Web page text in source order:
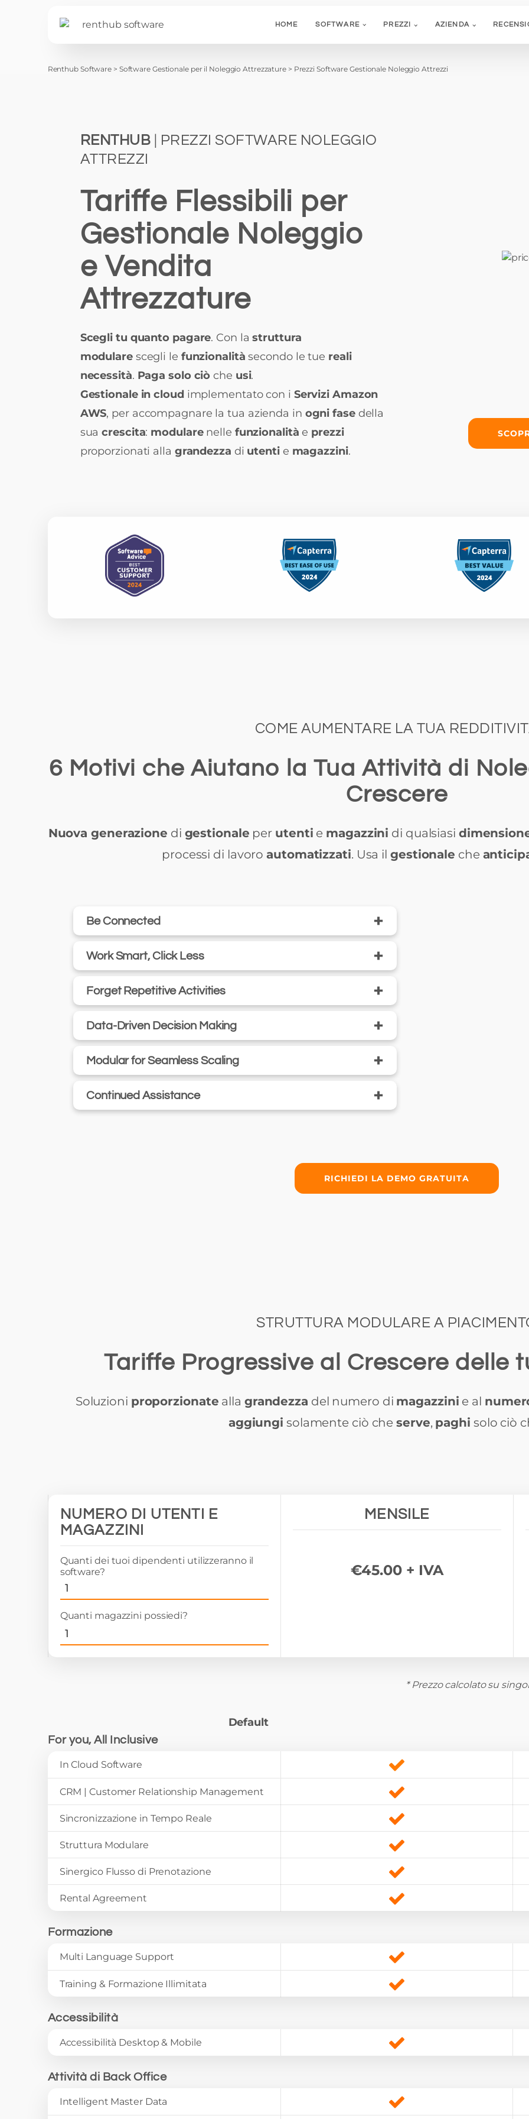
HOME SOFTWARE PREZZI AZIENDA
Renthub Software > Software Gestionale per il Noleggio Attrezzature> Prezzi Software Gestionale Noleggio Attrezzi
RENTHUB | PREZZI SOFTWARE NOLEGGIO
ATTREZZI
Tariffe Flessibili per
Gestionale Noleggio
e Vendita
Attrezzature
Scegli tu quanto pagare. Con lastruttura
modularescegli le funzionalità secondo le tue reali
necessità. Paga solo ciò che usi.
Gestionale in cloud implementato con i Servizi Amazon
AWS, per accompagnare la tua azienda in ogni fasedella
suacrescita: modularenelle funzionalità e prezzi
proporzionati alla grandezza di utentie magazzini.
COME AUMENTARE LA TUA
6 Motivi che Aiutano la Tua Attività di
Crescere
Nuova generazione di gestionale per utenti e magazzini di qualsiasi
processi di lavoroautomatizzati. Usa il gestionale che
Be Connected +
Work Smart, Click Less +
Forget Repetitive Activities +
Data-Driven Decision Making +
Modular for Seamless Scaling +
Continued Assistance +
RICHIEDI LA DEMO GRATUITA
STRUTTURA MODULARE A
Tariffe Progressive al Crescere delle
Soluzioni proporzionate alla grandezza del numero di magazzini e al
aggiungi solamente ciò cheserve, paghi solo ciò
NUMERO DI UTENTI E
MAGAZZINI
Quanti dei tuoi dipendenti utilizzeranno il
software?
Quanti magazzini possiedi?
MENSILE
€45.00 + IVA
* Prezzo calcolato su
Default
For you, All Inclusive
In Cloud Software
CRM | Customer Relationship Management
Sincronizzazione in Tempo Reale
Struttura Modulare
Sinergico Flusso di Prenotazione
Rental Agreement
Formazione
Multi Language Support
Training & Formazione Illimitata
Accessibilità
Accessibilità Desktop & Mobile
Attività di Back Office
Intelligent Master Data